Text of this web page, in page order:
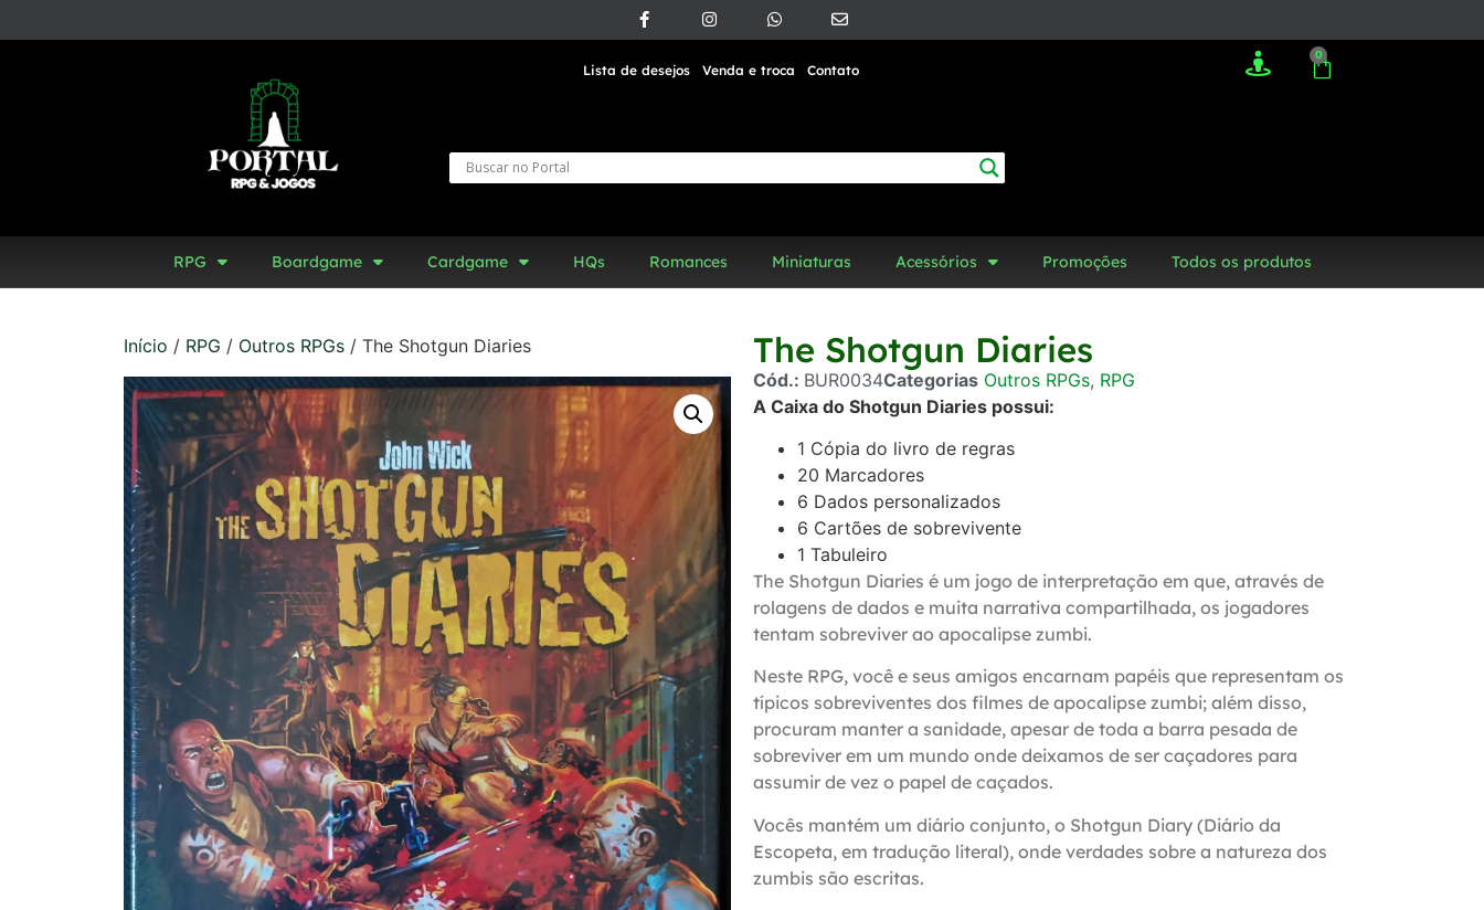
Lista de desejos Venda e troca Contato
0
RPG Boardgame Cardgame HQs Romances Miniaturas Acessórios Promoções Todos os produtos
Início / RPG / Outros RPGs / The Shotgun Diaries The Shotgun Diaries
Cód.: BUR0034Categorias Outros RPGs, RPG
A Caixa do Shotgun Diaries possui:
1 Cópia do livro de regras
20 Marcadores
6 Dados personalizados
6 Cartões de sobrevivente
1 Tabuleiro
The Shotgun Diaries é um jogo de interpretação em que, através de
rolagens de dados e muita narrativa compartilhada, os jogadores
tentam sobreviver ao apocalipse zumbi.
Neste RPG, você e seus amigos encarnam papéis que representam os
típicos sobreviventes dos filmes de apocalipse zumbi; além disso,
procuram manter a sanidade, apesar de toda a barra pesada de
sobreviver em um mundo onde deixamos de ser caçadores para
assumir de vez o papel de caçados.
Vocês mantém um diário conjunto, o Shotgun Diary (Diário da
Escopeta, em tradução literal), onde verdades sobre a natureza dos
zumbis são escritas.